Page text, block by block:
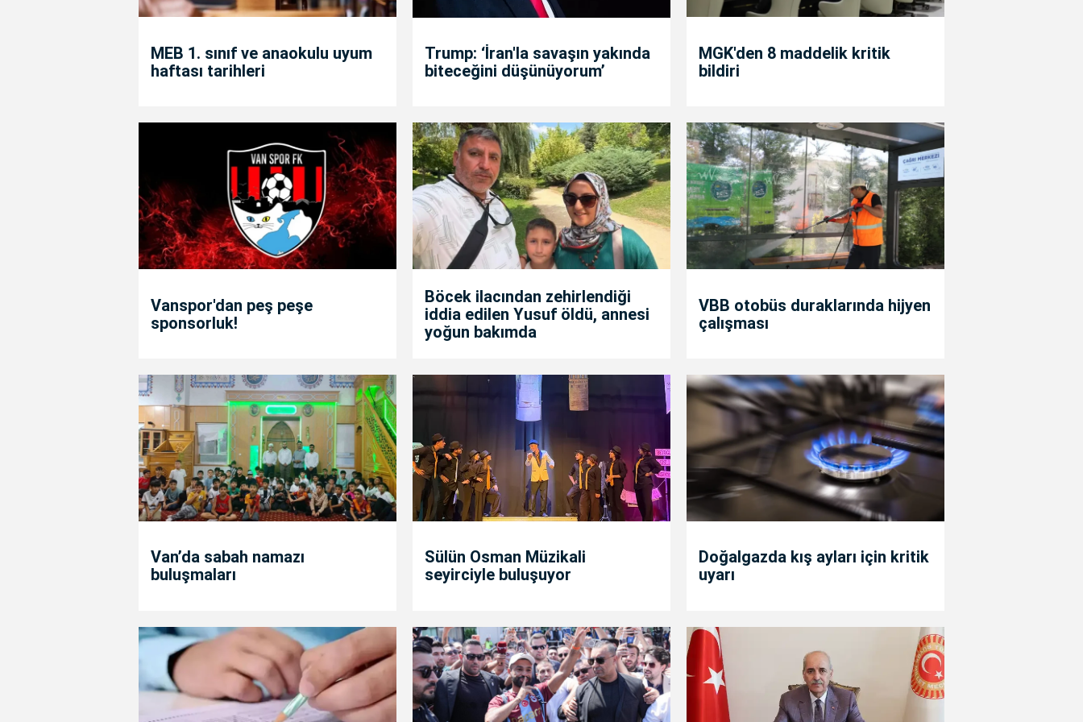
MEB 1. sınıf ve anaokulu uyum
haftası tarihleri
Trump: ‘İran'la savaşın yakında
biteceğini düşünüyorum’
MGK'den 8 maddelik kritik
bildiri
Vanspor'dan peş peşe
sponsorluk!
Böcek ilacından zehirlendiği
iddia edilen Yusuf öldü, annesi
yoğun bakımda
VBB otobüs duraklarında hijyen
çalışması
Van’da sabah namazı
buluşmaları
Sülün Osman Müzikali
seyirciyle buluşuyor
Doğalgazda kış ayları için kritik
uyarı